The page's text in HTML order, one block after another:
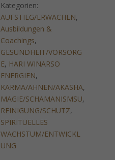
Menge
Kategorien:
AUFSTIEG/ERWACHEN,
Ausbildungen &
Coachings,
GESUNDHEIT/VORSORG
E, HARI WINARSO
ENERGIEN,
KARMA/AHNEN/AKASHA,
MAGIE/SCHAMANISMSU,
REINIGUNG/SCHUTZ,
SPIRITUELLES
WACHSTUM/ENTWICKL
UNG